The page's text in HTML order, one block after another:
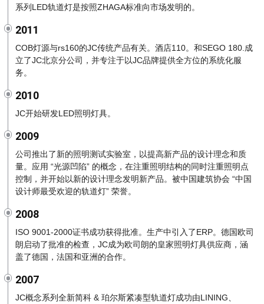
系列LED轨道灯是按照ZHAGA标准向市场发明的。
2011
COB灯源与rs160的JC传统产品有关。酒店110。和SEGO 180.成
立了JC北京分公司，并专注于以JC品牌提供全方位的系统化服
务。
2010
JC开始研发LED照明灯具。
2009
公司推出了新的照明测试实验室，以提高新产品的设计理念和质
量。应用 “光源凹陷” 的概念，在注重照明结构的同时注重照明点
控制，并开始以新的设计理念发明新产品。被中国建筑协会 “中国
设计师最受欢迎的轨道灯” 荣誉。
2008
ISO 9001-2000证书成功获得批准。生产中引入了ERP。德国欧司
朗启动了批准的检查，JC成为欧司朗的皇家照明灯具供应商，涵
盖了德国，法国和亚洲的合作。
2007
JC概念系列全新简科 & 珀尔斯紧凑型轨道灯成功由LINING、